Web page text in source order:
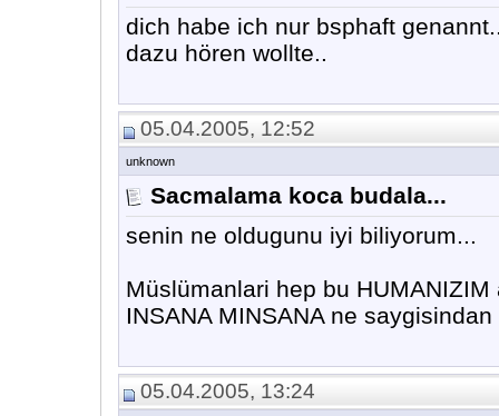
dich habe ich nur bsphaft
dazu hören wollte..
05.04.2005, 12:52
unknown
Sacmalama koca budala...
senin ne oldugunu iyi biliyorum...
Müslümanlari hep bu
INSANA MINSANA ne
05.04.2005, 13:24